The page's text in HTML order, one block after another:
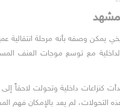
وصفه بأنه مرحلة انتقالية
مع توسع موجات العنف
كنزاعات داخلية وتحولت لاحقاً
التحولات، لم يعد بالإمكان